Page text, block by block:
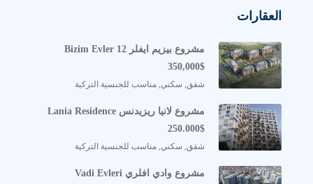
العقارات
مشروع بيزيم ايفلر Bizim Evler 12
350,000$
شقق, سكني, مناسب للجنسية التركية
مشروع لانيا ريزيدنس Lania Residence
250.000$
شقق, سكني, مناسب للجنسية التركية
مشروع وادي افلري Vadi Evleri